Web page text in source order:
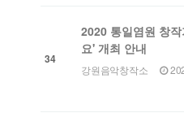
34
2020 통일염원 창
요' 개최 안내
강원음악창작소